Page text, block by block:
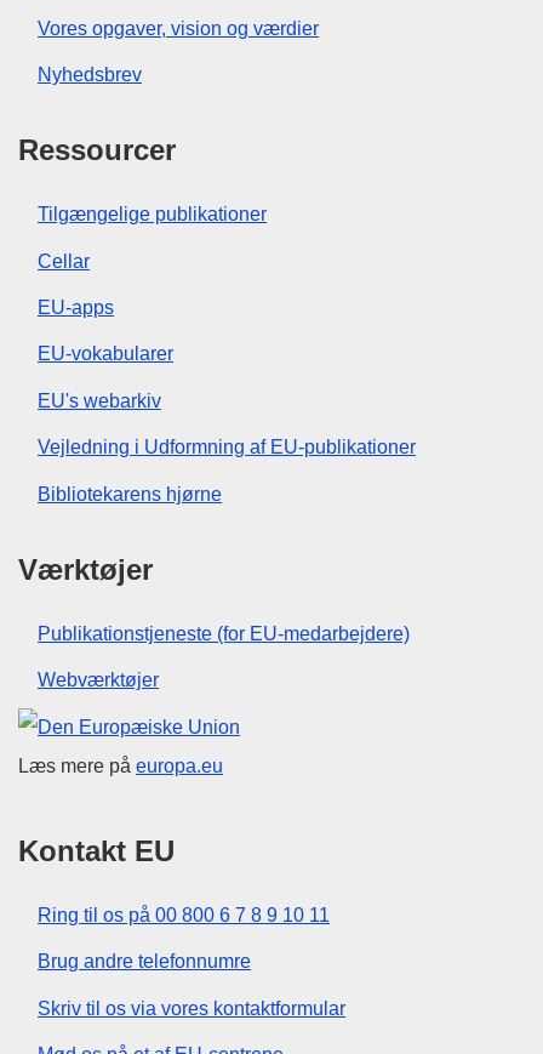
Vores opgaver, vision og værdier
Nyhedsbrev
Ressourcer
Tilgængelige publikationer
Cellar
EU-apps
EU-vokabularer
EU's webarkiv
Vejledning i Udformning af EU-publikationer
Bibliotekarens hjørne
Værktøjer
Publikationstjeneste (for EU-medarbejdere)
Webværktøjer
Den Europæiske Union
Læs mere på europa.eu
Kontakt EU
Ring til os på 00 800 6 7 8 9 10 11
Brug andre telefonnumre
Skriv til os via vores kontaktformular